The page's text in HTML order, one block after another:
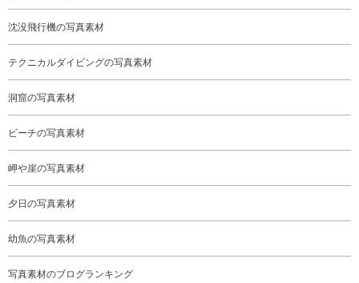
沈没飛行機の写真素材
テクニカルダイビングの写真素材
洞窟の写真素材
ビーチの写真素材
岬や崖の写真素材
夕日の写真素材
幼魚の写真素材
写真素材のブログランキング